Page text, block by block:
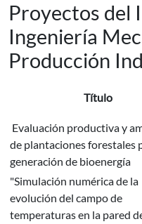
Proyectos del
Ingeniería
Producción
Título
Evaluación productiva y
de plantaciones forestales
generación de bioenergía
"Simulación numérica de la
evolución del campo de
temperaturas en la pared